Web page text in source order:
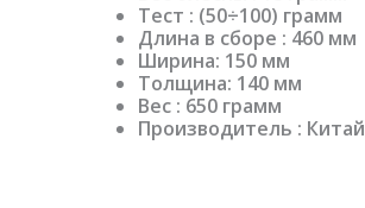
Тест : (50÷100) грамм
Длина в сборе : 460 мм
Ширина: 150 мм
Толщина: 140 мм
Вес : 650 грамм
Производитель : Китай